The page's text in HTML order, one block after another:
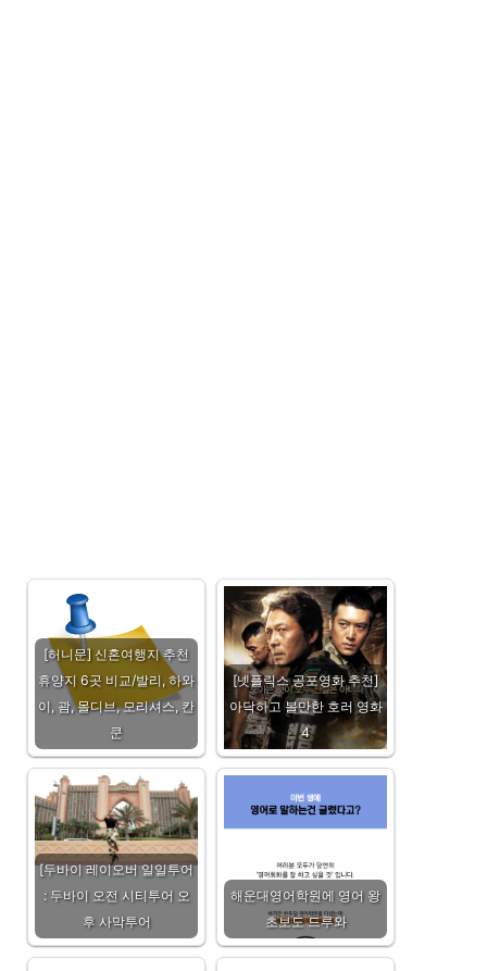
[허니문] 신혼여행지 추천
휴양지 6곳 비교/발리, 하와
이, 괌, 몰디브, 모리셔스, 칸
쿤
[넷플릭스 공포영화 추천]
아닥하고 볼만한 호러 영화
4
[두바이 레이오버 일일투어
: 두바이 오전 시티투어 오
후 사막투어
해운대영어학원에 영어 왕
초보도 드루와